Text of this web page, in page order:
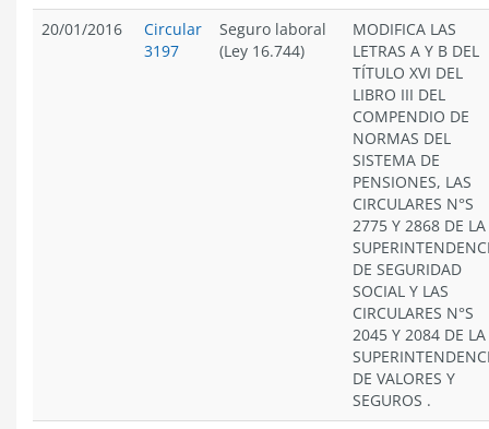
20/01/2016
Circular
3197
Seguro laboral
(Ley 16.744)
MODIFICA LAS
LETRAS A Y B DEL
TÍTULO XVI DEL
LIBRO III DEL
COMPENDIO DE
NORMAS DEL
SISTEMA DE
PENSIONES, LAS
CIRCULARES N°S
2775 Y 2868 DE LA
DE SEGURIDAD
SOCIAL Y LAS
CIRCULARES N°S
2045 Y 2084 DE LA
DE VALORES Y
SEGUROS .